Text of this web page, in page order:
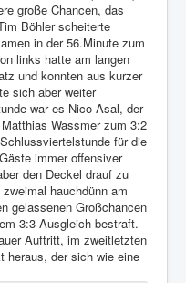
große Chancen, das
Böhler scheiterte
in der 56.Minute zum
links hatte am langen
und konnten aus kurzer
sich aber weiter
war es Nico Asal, der
Wassmer zum 3:2
für die
immer offensiver
den Deckel drauf zu
hauchdünn am
gelassenen Großchancen
3:3 Ausgleich bestraft.
Auftritt, im zweitletzten
heraus, der sich wie eine